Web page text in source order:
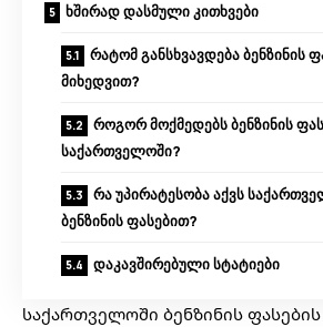
ხშირად დასმული კითხვები
რატომ განსხვავდება ბენზინის
მიხედვით?
როგორ მოქმედებს ბენზინის
საქართველოში?
რა უპირატესობა აქვს
ბენზინის ფასებით?
დაკავშირებული სტატიები
საქართველოში ბენზინის